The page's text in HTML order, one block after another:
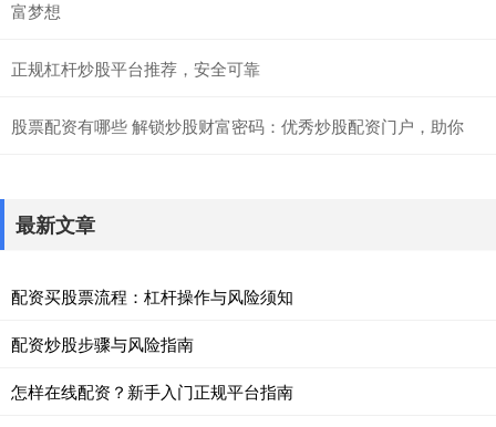
富梦想
正规杠杆炒股平台推荐，安全可靠
股票配资有哪些 解锁炒股财富密码：优秀炒股配资门户，助你
最新文章
配资买股票流程：杠杆操作与风险须知
配资炒股步骤与风险指南
怎样在线配资？新手入门正规平台指南